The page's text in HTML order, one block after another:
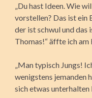
„Du hast Ideen. Wie
vorstellen? Das ist ein
der ist schwul und das
Thomas!“ äffte ich am
„Man typisch Jungs!
wenigstens jemanden
sich etwas unterhalten